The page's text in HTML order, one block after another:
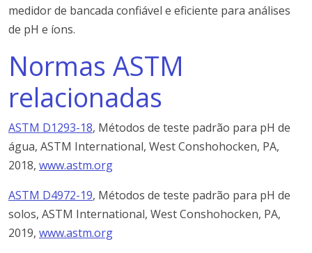
medidor de bancada confiável e eficiente para análises
de pH e íons.
Normas ASTM
relacionadas
ASTM D1293-18, Métodos de teste padrão para pH de
água, ASTM International, West Conshohocken, PA,
2018, www.astm.org
ASTM D4972-19, Métodos de teste padrão para pH de
solos, ASTM International, West Conshohocken, PA,
2019, www.astm.org